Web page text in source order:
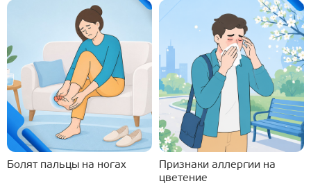
Болят пальцы на ногах
Признаки аллергии на
цветение